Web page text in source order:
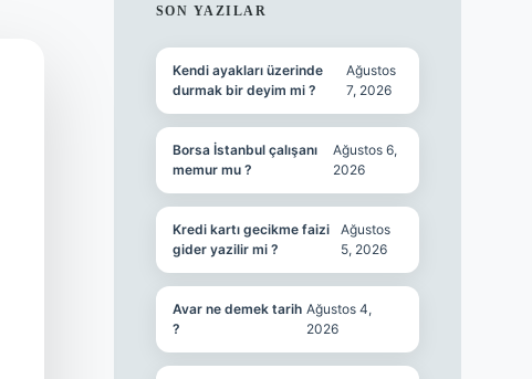
SIDEBAR
SON YAZILAR
Kendi ayakları üzerinde
durmak bir deyim mi ?
Ağustos
7, 2026
Borsa İstanbul çalışanı
memur mu ?
Ağustos 6,
2026
Kredi kartı gecikme faizi
gider yazilir mi ?
Ağustos
5, 2026
Avar ne demek tarih
?
Ağustos 4,
2026